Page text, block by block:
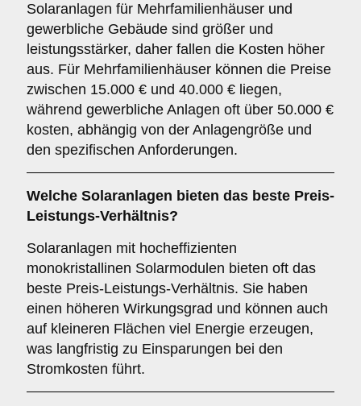
Solaranlagen für Mehrfamilienhäuser und
gewerbliche Gebäude sind größer und
leistungsstärker, daher fallen die Kosten höher
aus. Für Mehrfamilienhäuser können die Preise
zwischen 15.000 € und 40.000 € liegen,
während gewerbliche Anlagen oft über 50.000 €
kosten, abhängig von der Anlagengröße und
den spezifischen Anforderungen.
Welche Solaranlagen bieten das beste Preis-
Leistungs-Verhältnis?
Solaranlagen mit hocheffizienten
monokristallinen Solarmodulen bieten oft das
beste Preis-Leistungs-Verhältnis. Sie haben
einen höheren Wirkungsgrad und können auch
auf kleineren Flächen viel Energie erzeugen,
was langfristig zu Einsparungen bei den
Stromkosten führt.